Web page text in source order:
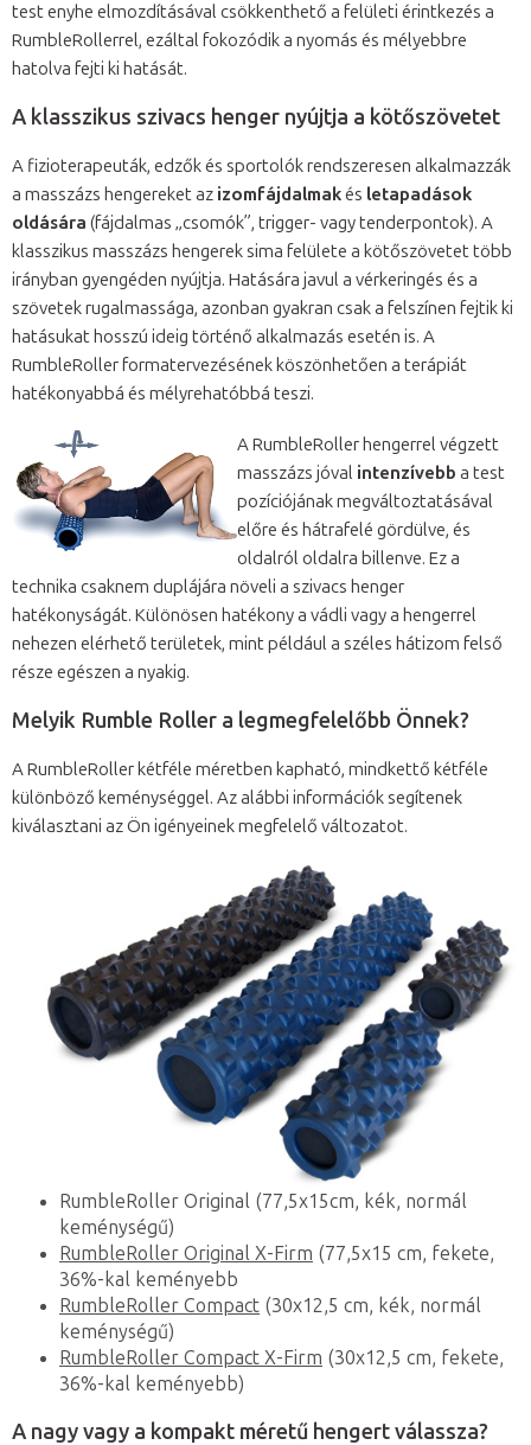
test enyhe elmozdításával csökkenthető a felületi érintkezés a
RumbleRollerrel, ezáltal fokozódik a nyomás és mélyebbre
hatolva fejti ki hatását.
A klasszikus szivacs henger nyújtja a kötőszövetet
A fizioterapeuták, edzők és sportolók rendszeresen alkalmazzák
a masszázs hengereket az izomfájdalmakés letapadások
oldására (fájdalmas „csomók”, trigger- vagy tenderpontok). A
klasszikus masszázs hengerek sima felülete a kötőszövetet több
irányban gyengéden nyújtja. Hatására javul a vérkeringés és a
szövetek rugalmassága, azonban gyakran csak a felszínen fejtik ki
hatásukat hosszú ideig történő alkalmazás esetén is. A
RumbleRoller formatervezésének köszönhetően a terápiát
hatékonyabbá és mélyrehatóbbá teszi.
A RumbleRoller hengerrel végzett
masszázs jóval intenzívebb a test
pozíciójának megváltoztatásával
előre és hátrafelé gördülve, és
oldalról oldalra billenve. Ez a
technika csaknem duplájára növeli a szivacs henger
hatékonyságát. Különösen hatékony a vádli vagy a hengerrel
nehezen elérhető területek, mint például a széles hátizom felső
része egészen a nyakig.
Melyik Rumble Roller a legmegfelelőbb Önnek?
A RumbleRoller kétféle méretben kapható, mindkettő kétféle
különböző keménységgel. Az alábbi információk segítenek
kiválasztani az Ön igényeinek megfelelő változatot.
RumbleRoller Original (77,5x15cm, kék, normál
keménységű)
RumbleRoller Original X-Firm (77,5x15 cm, fekete,
36%-kal keményebb
RumbleRoller Compact (30x12,5 cm, kék, normál
keménységű)
RumbleRoller Compact X-Firm (30x12,5 cm, fekete,
36%-kal keményebb)
A nagy vagy a kompakt méretű hengert válassza?